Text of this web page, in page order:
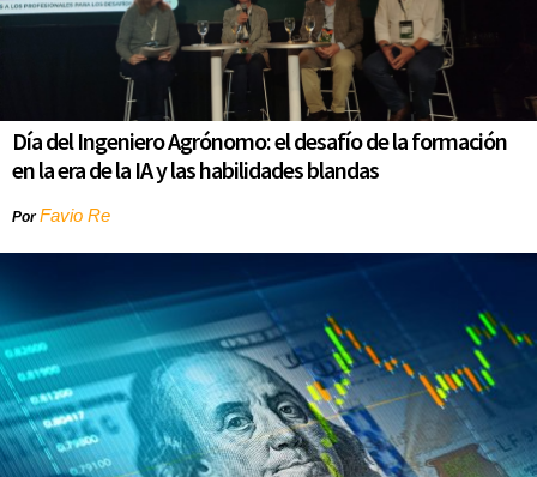
Día del Ingeniero Agrónomo: el desafío de la formación
en la era de la IA y las habilidades blandas
PorFavio Re